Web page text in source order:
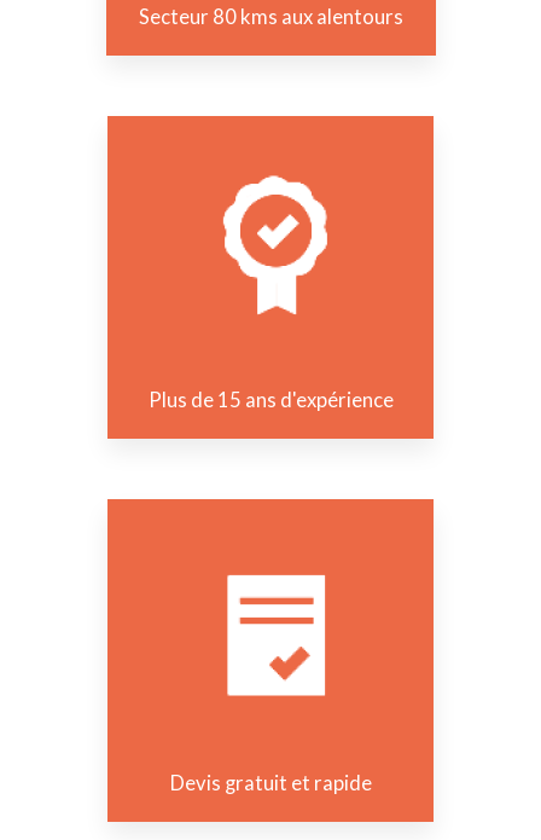
Secteur 80 kms aux alentours
Plus de 15 ans d'expérience
Devis gratuit et rapide